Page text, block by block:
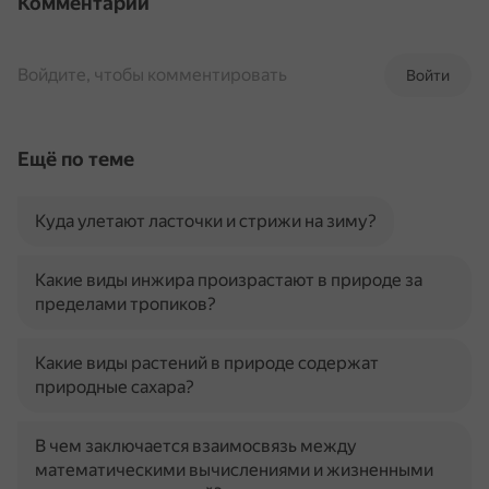
Войти
Войдите, чтобы комментировать
Ещё по теме
Куда улетают ласточки и стрижи на зиму?
Какие виды инжира произрастают в природе за
пределами тропиков?
Какие виды растений в природе содержат
природные сахара?
В чем заключается взаимосвязь между
математическими вычислениями и жизненными